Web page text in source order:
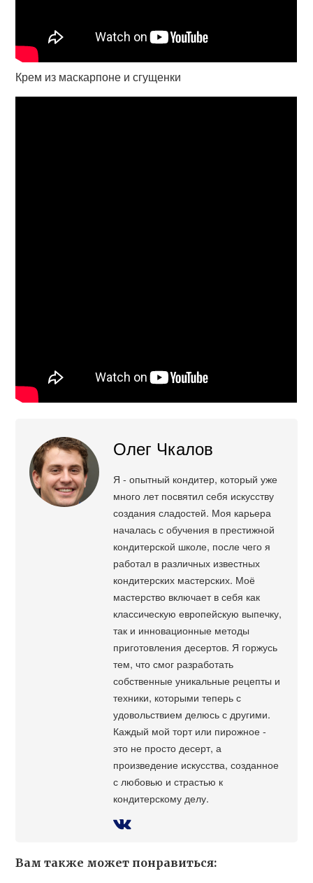
Крем из маскарпоне и сгущенки
Олег Чкалов
Я - опытный кондитер, который уже
много лет посвятил себя искусству
создания сладостей. Моя карьера
началась с обучения в престижной
кондитерской школе, после чего я
работал в различных известных
кондитерских мастерских. Моё
мастерство включает в себя как
классическую европейскую выпечку,
так и инновационные методы
приготовления десертов. Я горжусь
тем, что смог разработать
собственные уникальные рецепты и
техники, которыми теперь с
удовольствием делюсь с другими.
Каждый мой торт или пирожное -
это не просто десерт, а
произведение искусства, созданное
с любовью и страстью к
кондитерскому делу.
Вам также может понравиться: